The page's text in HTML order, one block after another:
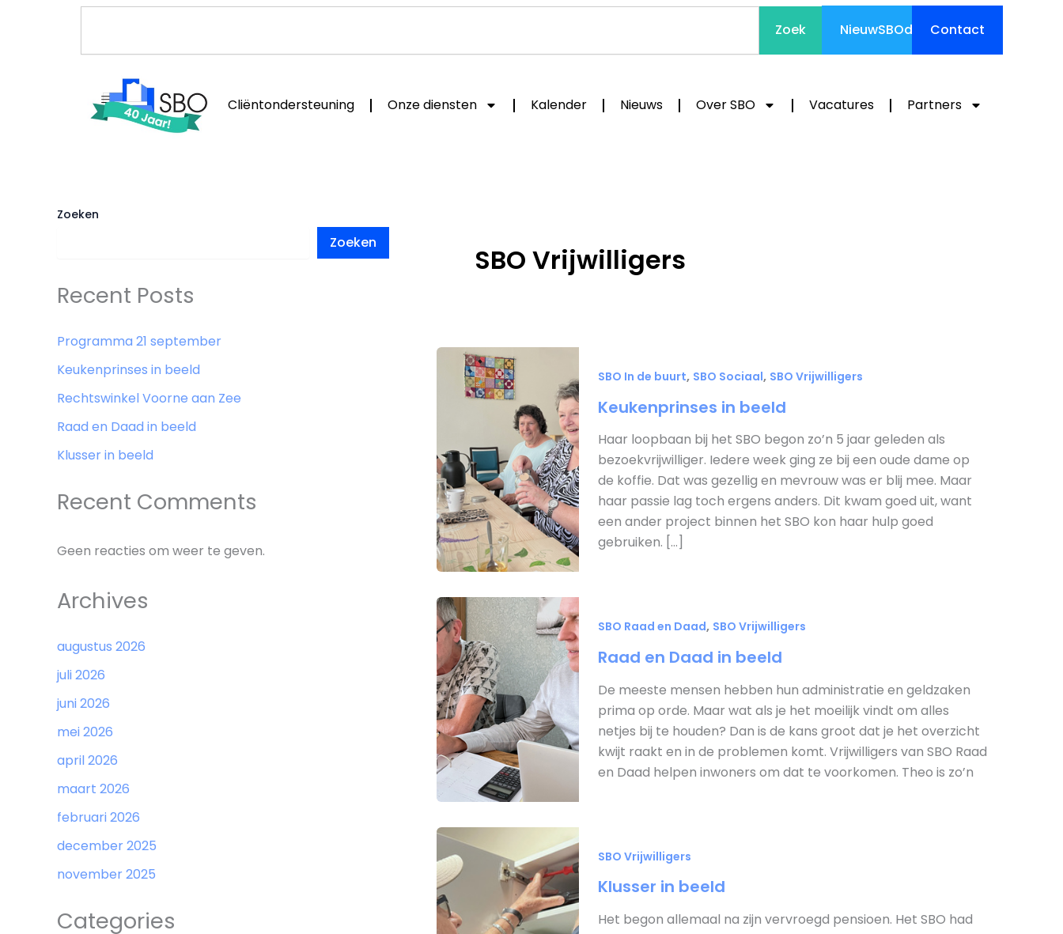
Zoek NieuwSBOde Contact
Cliëntondersteuning Onze diensten Kalender Nieuws Over SBO Vacatures Partners
Zoeken
Zoeken
Recent Posts
Programma 21 september
Keukenprinses in beeld
Rechtswinkel Voorne aan Zee
Raad en Daad in beeld
Klusser in beeld
Recent Comments
Geen reacties om weer te geven.
Archives
augustus 2026
juli 2026
juni 2026
mei 2026
april 2026
maart 2026
februari 2026
december 2025
november 2025
Categories
SBO Vrijwilligers
SBO In de buurt, SBO Sociaal, SBO Vrijwilligers
Keukenprinses in beeld
Haar loopbaan bij het SBO begon zo’n 5 jaar geleden als
bezoekvrijwilliger. Iedere week ging ze bij een oude dame op
de koffie. Dat was gezellig en mevrouw was er blij mee. Maar
haar passie lag toch ergens anders. Dit kwam goed uit, want
een ander project binnen het SBO kon haar hulp goed
gebruiken. […]
SBO Raad en Daad, SBO Vrijwilligers
Raad en Daad in beeld
De meeste mensen hebben hun administratie en geldzaken
prima op orde. Maar wat als je het moeilijk vindt om alles
netjes bij te houden? Dan is de kans groot dat je het overzicht
kwijt raakt en in de problemen komt. Vrijwilligers van SBO Raad
en Daad helpen inwoners om dat te voorkomen. Theo is zo’n
SBO Vrijwilligers
Klusser in beeld
Het begon allemaal na zijn vervroegd pensioen. Het SBO had